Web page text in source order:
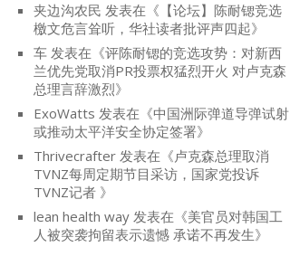
夹边沟农民 发表在《 【论坛】陈耐锶竞选
檄文危言耸听，华社读者批评声四起》
车 发表在《评陈耐锶的竞选攻势：对新西
兰优先党取消PR投票权猛烈开火 对卢克森
总理言辞激烈》
ExoWatts 发表在《中国洲际弹道导弹试射
或推动太平洋安全协定签署》
Thrivecrafter 发表在《卢克森总理取消
TVNZ每周定期节目采访，国家党投诉
TVNZ记者 》
lean health way 发表在《美官员对韩国工
人被突袭拘留表示遗憾 承诺不再发生》